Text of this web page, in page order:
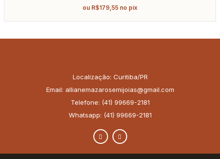
ou R$179,55 no pix
Localização: Curitiba/PR
Email: allianemazarosemijoias@gmail.com
Telefone: (41) 99669-2181
Whatsapp: (41) 99669-2181